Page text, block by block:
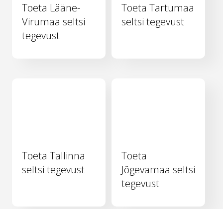
Toeta Lääne-
Virumaa seltsi
tegevust
Toeta Tartumaa
seltsi tegevust
Toeta Tallinna
seltsi tegevust
Toeta
Jõgevamaa seltsi
tegevust